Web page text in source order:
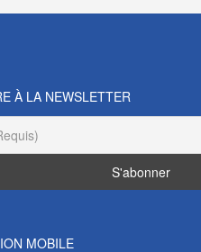
À LA NEWSLETTER
MOBILE